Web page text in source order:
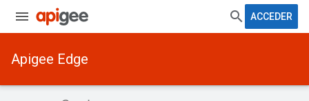
ACCEDER
Apigee Edge